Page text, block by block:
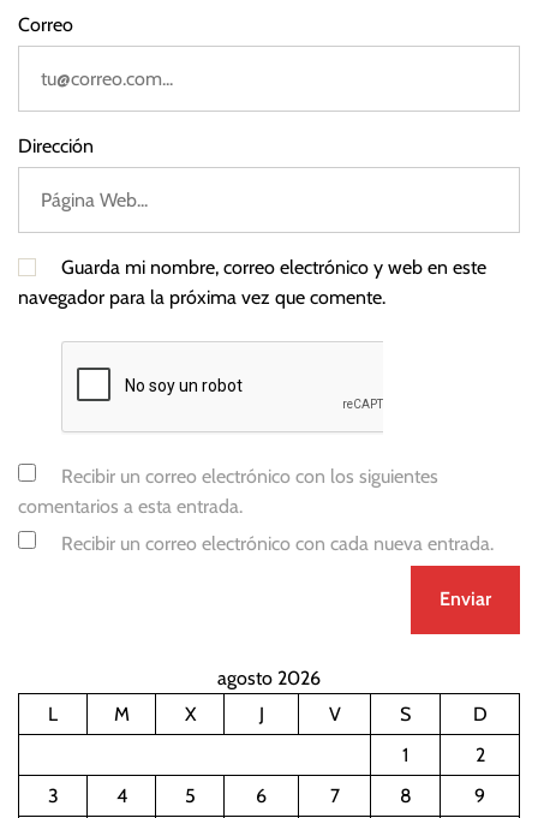
Correo
Dirección
Guarda mi nombre, correo electrónico y web en este
navegador para la próxima vez que comente.
Recibir un correo electrónico con los siguientes
comentarios a esta entrada.
Recibir un correo electrónico con cada nueva entrada.
agosto 2026
L
M X J V S
D
1
2
3
4 5 6 7 8
9